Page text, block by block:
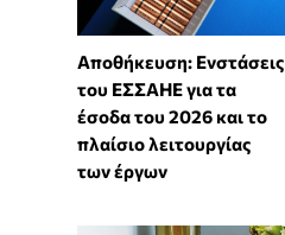
Αποθήκευση: Ενστάσεις
του ΕΣΣΑΗΕ για τα
έσοδα του 2026 και το
πλαίσιο λειτουργίας
των έργων